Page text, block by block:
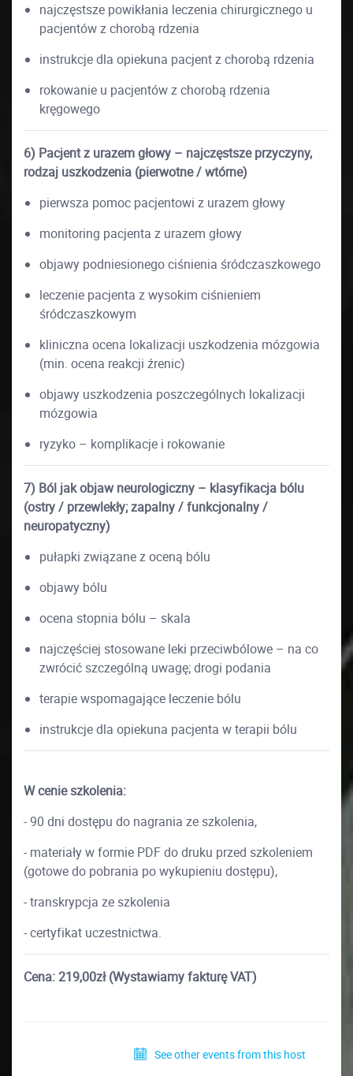
najczęstsze powikłania leczenia chirurgicznego u
pacjentów z chorobą rdzenia
instrukcje dla opiekuna pacjent z chorobą rdzenia
rokowanie u pacjentów z chorobą rdzenia
kręgowego
6) Pacjent z urazem głowy – najczęstsze przyczyny,
rodzaj uszkodzenia (pierwotne / wtórne)
pierwsza pomoc pacjentowi z urazem głowy
monitoring pacjenta z urazem głowy
objawy podniesionego ciśnienia śródczaszkowego
leczenie pacjenta z wysokim ciśnieniem
śródczaszkowym
kliniczna ocena lokalizacji uszkodzenia mózgowia
(min. ocena reakcji źrenic)
objawy uszkodzenia poszczególnych lokalizacji
mózgowia
ryzyko – komplikacje i rokowanie
7) Ból jak objaw neurologiczny – klasyfikacja bólu
(ostry / przewlekły; zapalny / funkcjonalny /
neuropatyczny)
pułapki związane z oceną bólu
objawy bólu
ocena stopnia bólu – skala
najczęściej stosowane leki przeciwbólowe – na co
zwrócić szczególną uwagę; drogi podania
terapie wspomagające leczenie bólu
instrukcje dla opiekuna pacjenta w terapii bólu
W cenie szkolenia:
- 90 dni dostępu do nagrania ze szkolenia,
- materiały w formie PDF do druku przed szkoleniem
(gotowe do pobrania po wykupieniu dostępu),
- transkrypcja ze szkolenia
- certyfikat uczestnictwa.
Cena: 219,00zł (Wystawiamy fakturę VAT)
See other events from this host